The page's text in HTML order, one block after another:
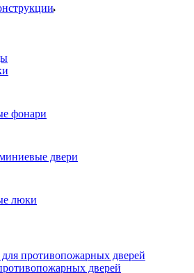
фонари
двери
люки
противопожарных дверей
дверей